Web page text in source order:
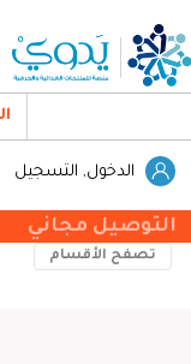
الدخول, التسجيل
التوصيل مجاني
تصفح الأقسام